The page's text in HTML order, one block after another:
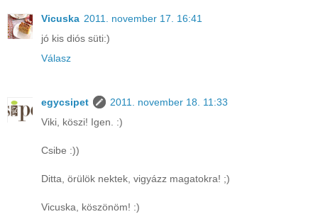
Vicuska 2011. november 17. 16:41
jó kis diós süti:)
Válasz
egycsipet
2011. november 18. 11:33
Viki, köszi! Igen. :)
Csibe :))
Ditta, örülök nektek, vigyázz magatokra! ;)
Vicuska, köszönöm! :)